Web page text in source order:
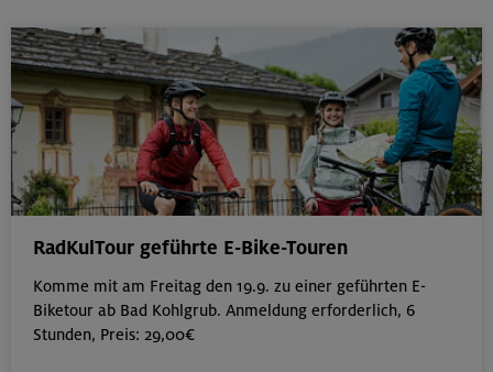
RadKulTour geführte E-Bike-Touren
Komme mit am Freitag den 19.9. zu einer geführten E-
Biketour ab Bad Kohlgrub. Anmeldung erforderlich, 6
Stunden, Preis: 29,00€